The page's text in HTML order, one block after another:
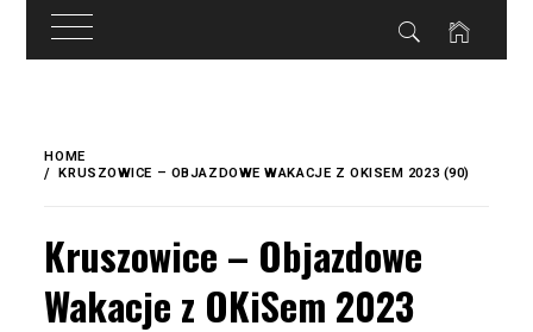
treści
content
HOME
KRUSZOWICE – OBJAZDOWE WAKACJE Z OKISEM 2023 (90)
Kruszowice – Objazdowe
Wakacje z OKiSem 2023